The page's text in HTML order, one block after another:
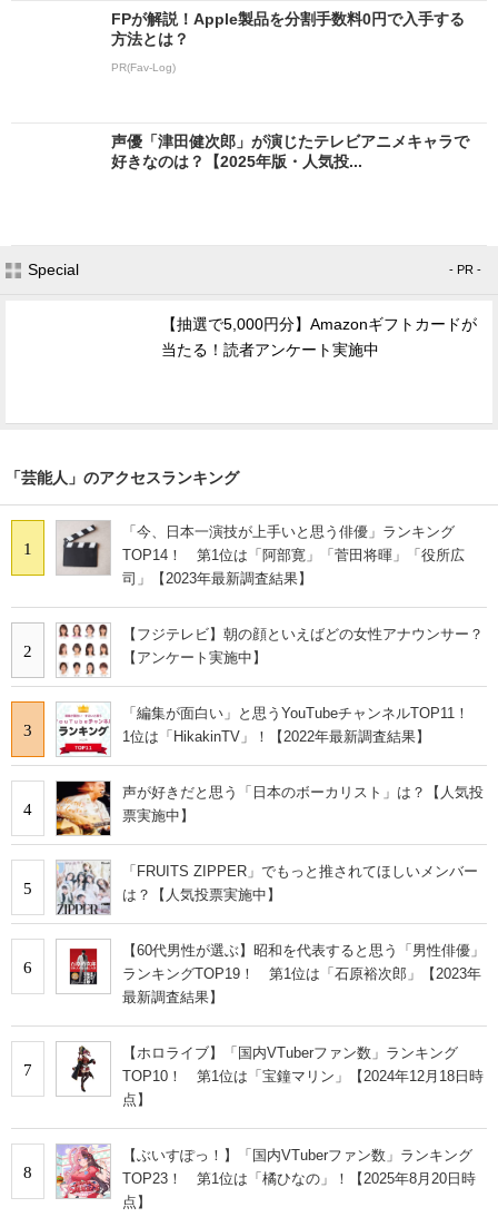
FPが解説！Apple製品を分割手数料0円で入手する
方法とは？
PR(Fav-Log)
声優「津田健次郎」が演じたテレビアニメキャラで
好きなのは？【2025年版・人気投...
Special - PR -
【抽選で5,000円分】Amazonギフトカードが
当たる！読者アンケート実施中
「芸能人」のアクセスランキング
1
「今、日本一演技が上手いと思う俳優」ランキング
TOP14！ 第1位は「阿部寛」「菅田将暉」「役所広
司」【2023年最新調査結果】
2
【フジテレビ】朝の顔といえばどの女性アナウンサー？
【アンケート実施中】
3
「編集が面白い」と思うYouTubeチャンネルTOP11！
1位は「HikakinTV」！【2022年最新調査結果】
4
声が好きだと思う「日本のボーカリスト」は？【人気投
票実施中】
5
「FRUITS ZIPPER」でもっと推されてほしいメンバー
は？【人気投票実施中】
6
【60代男性が選ぶ】昭和を代表すると思う「男性俳優」
ランキングTOP19！ 第1位は「石原裕次郎」【2023年
最新調査結果】
7
【ホロライブ】「国内VTuberファン数」ランキング
TOP10！ 第1位は「宝鐘マリン」【2024年12月18日時
点】
8
【ぶいすぽっ！】「国内VTuberファン数」ランキング
TOP23！ 第1位は「橘ひなの」！【2025年8月20日時
点】